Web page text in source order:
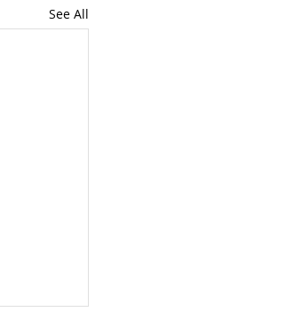
See All